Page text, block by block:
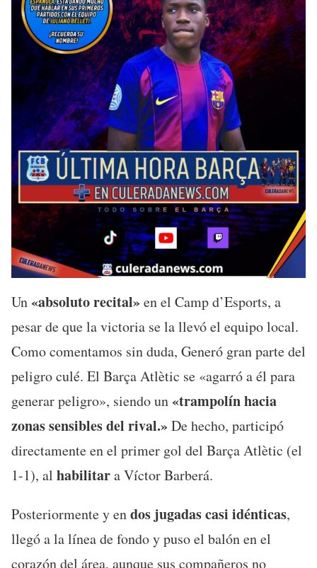
Un«absoluto recital»en el Camp d’Esports, a
pesar de que la victoria se la llevó el equipo local.
Como comentamos sin duda, Generó gran parte del
peligro culé. El Barça Atlètic se «agarró a él para
generar peligro», siendo un«trampolín hacia
zonas sensibles del rival.»De hecho, participó
directamente en el primer gol del Barça Atlètic (el
1-1), al habilitara Víctor Barberá.
Posteriormente y endos jugadas casi idénticas,
llegó a la línea de fondo y puso el balón en el
corazón del área, aunque sus compañeros no